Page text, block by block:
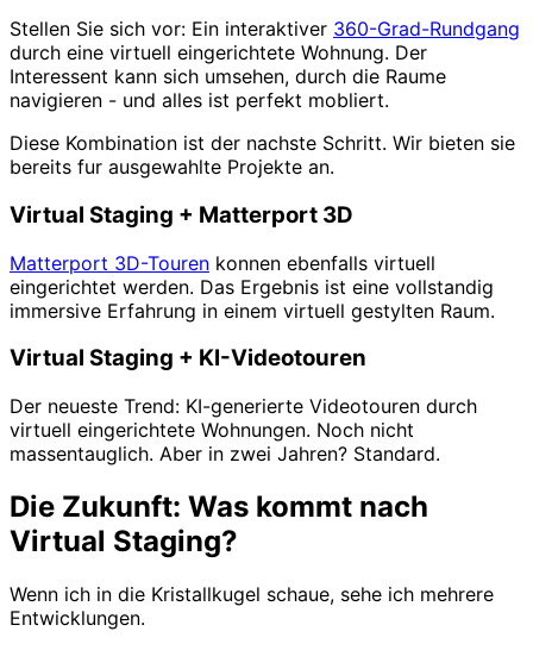
Stellen Sie sich vor: Ein interaktiver 360-Grad-Rundgang
durch eine virtuell eingerichtete Wohnung. Der
Interessent kann sich umsehen, durch die Raume
navigieren - und alles ist perfekt mobliert.
Diese Kombination ist der nachste Schritt. Wir bieten sie
bereits fur ausgewahlte Projekte an.
Virtual Staging + Matterport 3D
Matterport 3D-Touren konnen ebenfalls virtuell
eingerichtet werden. Das Ergebnis ist eine vollstandig
immersive Erfahrung in einem virtuell gestylten Raum.
Virtual Staging + KI-Videotouren
Der neueste Trend: KI-generierte Videotouren durch
virtuell eingerichtete Wohnungen. Noch nicht
massentauglich. Aber in zwei Jahren? Standard.
Die Zukunft: Was kommt nach
Virtual Staging?
Wenn ich in die Kristallkugel schaue, sehe ich mehrere
Entwicklungen.